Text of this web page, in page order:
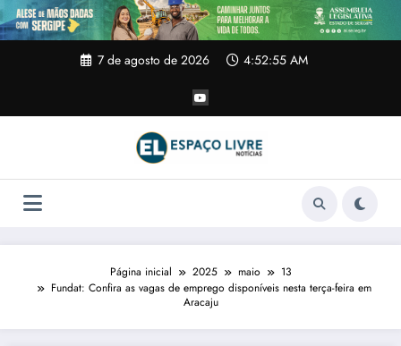
Pular
para
o
7 de agosto de 2026 4:52:55 AM
Página inicial 2025 maio
13
Fundat: Confira as vagas de emprego disponíveis nesta terça-feira em
Aracaju